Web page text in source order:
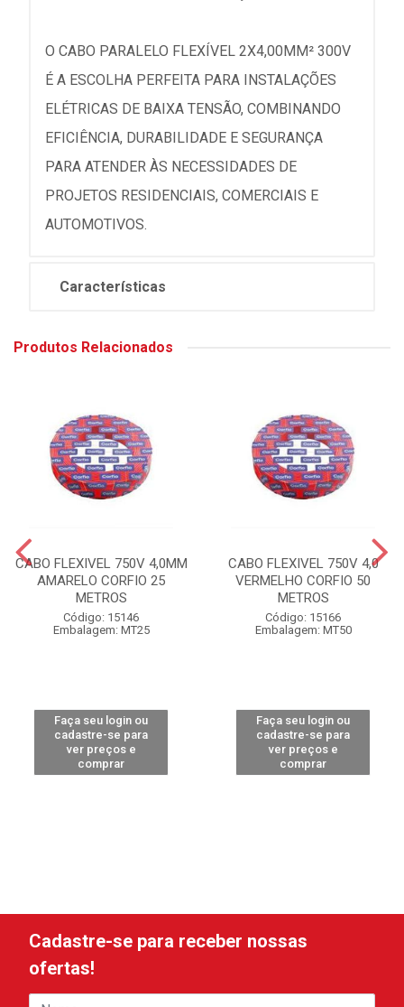
O CABO PARALELO FLEXÍVEL 2X4,00MM² 300V
É A ESCOLHA PERFEITA PARA INSTALAÇÕES
ELÉTRICAS DE BAIXA TENSÃO, COMBINANDO
EFICIÊNCIA, DURABILIDADE E SEGURANÇA
PARA ATENDER ÀS NECESSIDADES DE
PROJETOS RESIDENCIAIS, COMERCIAIS E
AUTOMOTIVOS.
Características
Produtos Relacionados
CABO FLEXIVEL 750V 4,0MM
AMARELO CORFIO 25
METROS
Código: 15146
Embalagem: MT25
Faça seu login ou
cadastre-se para
ver preços e
comprar
CABO FLEXIVEL 750V 4,0
VERMELHO CORFIO 50
METROS
Código: 15166
Embalagem: MT50
Faça seu login ou
cadastre-se para
ver preços e
comprar
Cadastre-se para receber nossas
ofertas!